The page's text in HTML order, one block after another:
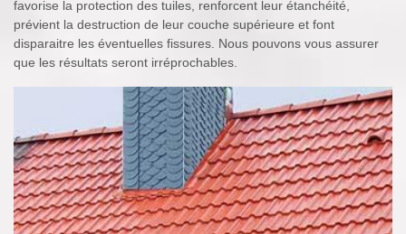
favorise la protection des tuiles, renforcent leur étanchéité,
prévient la destruction de leur couche supérieure et font
disparaitre les éventuelles fissures. Nous pouvons vous assurer
que les résultats seront irréprochables.